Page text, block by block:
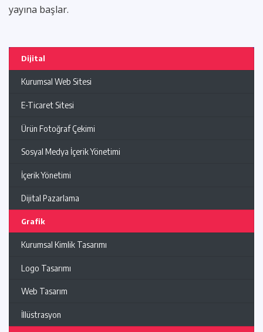
yayına başlar.
Dijital
Kurumsal Web Sitesi
E-Ticaret Sitesi
Ürün Fotoğraf Çekimi
Sosyal Medya İçerik Yönetimi
İçerik Yönetimi
Dijital Pazarlama
Grafik
Kurumsal Kimlik Tasarımı
Logo Tasarımı
Web Tasarım
İllüstrasyon